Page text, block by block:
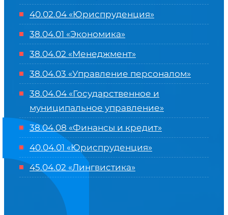
40.02.04 «Юриспруденция»
38.04.01 «Экономика»
38.04.02 «Менеджмент»
38.04.03 «Управление персоналом»
38.04.04 «Государственное и
муниципальное управление»
38.04.08 «Финансы и кредит»
40.04.01 «Юриспруденция»
45.04.02 «Лингвистика»